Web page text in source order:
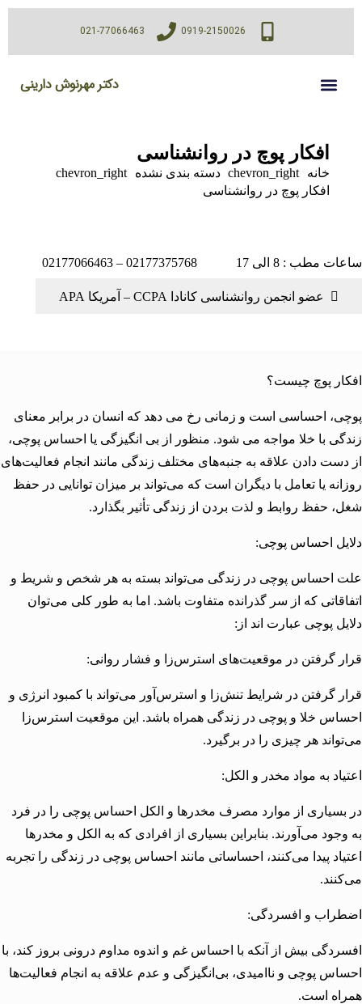
0919-2150026
021-77066463
دکتر مهرنوش دارینی
افکار پوچ در روانشناسی
خانه chevron_right دسته بندی نشده chevron_right
افکار پوچ در روانشناسی
مطب : 8 الی 17 02177375768 – 02177066463
عضو انجمن روانشناسی کانادا CCPA – آمریکا APA
پوچ چیست؟
احساسی است و زمانی رخ می دهد که انسان در برابر معنای
با خلا مواجه می شود. منظور از بی انگیزگی یا احساس پوچی،
دادن علاقه به جنبه‌های مختلف زندگی مانند انجام فعالیت‌های
یا تعامل با دیگران است که می‌تواند بر میزان توانایی در حفظ
حفظ روابط و لذت بردن از زندگی تأثیر بگذارد.
احساس پوچی:
احساس پوچی در زندگی می‌تواند بسته به هر شخص و شریط و
که از سر گذرانده متفاوت باشد. اما به طور کلی می‌توان
پوچی عبارت اند از:
گرفتن در موقعیت‌های استرس‌زا و فشار روانی:
گرفتن در شرایط تنش‌زا و استرس‌آور می‌تواند با کمبود انرژی و
خلا و پوچی در زندگی همراه باشد. این موقعیت استرس‌زا
هر چیزی را در برگیرد.
به مواد مخدر و الکل:
از موارد مصرف مخدرها و الکل احساس پوچی را در فرد
می‌آورند. بنابراین بسیاری از افرادی که به الکل و مخدرها
پیدا می‌کنند، احساساتی مانند احساس پوچی در زندگی را تجربه
و افسردگی:
بیش از آنکه با احساس غم و اندوه مداوم درونی بروز کند، با
پوچی و ناامیدی، بی‌انگیزگی و عدم علاقه به انجام فعالیت‌ها
است.